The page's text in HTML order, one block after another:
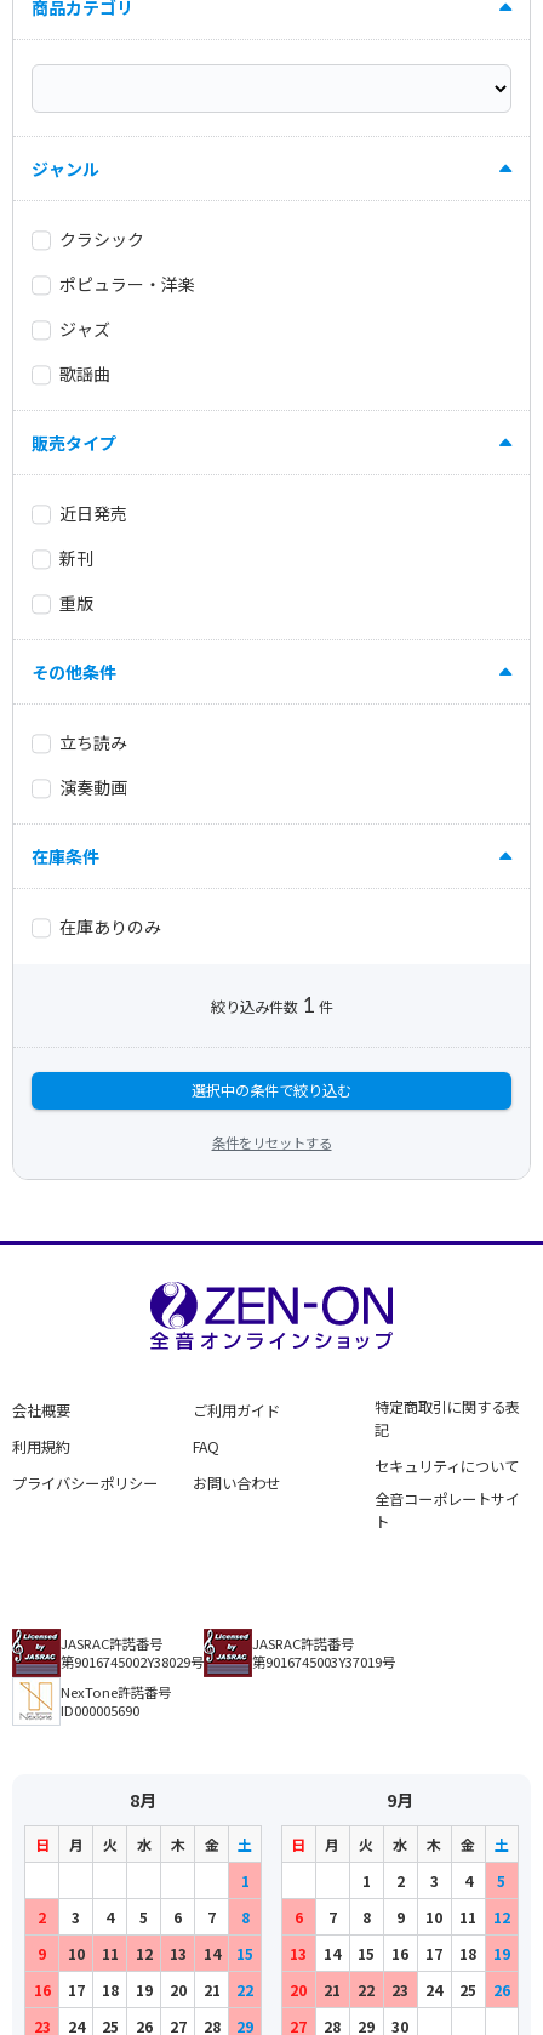
商品カテゴリ
ジャンル
クラシック
ポピュラー・洋楽
ジャズ
歌謡曲
販売タイプ
近日発売
新刊
重版
その他条件
立ち読み
演奏動画
在庫条件
在庫ありのみ
絞り込み件数 1 件
選択中の条件で絞り込む
条件をリセットする
会社概要
利用規約
プライバシーポリシー
ご利用ガイド
FAQ
お問い合わせ
特定商取引に関する表
記
セキュリティについて
全音コーポレートサイ
ト
JASRAC許諾番号
第9016745002Y38029号
JASRAC許諾番号
第9016745003Y37019号
NexTone許諾番号
ID000005690
8月
日 月 火 水 木 金
土
1
2
3 4 5 6 7
8
9
10 11 12 13 14
15
16
17 18 19 20 21
22
23
24 25 26 27 28 29
9月
日 月 火 水 木 金
土
1
2 3 4
5
6
7 8 9 10 11
12
13
14 15 16 17 18
19
20
21 22 23 24 25
26
27
28 29 30